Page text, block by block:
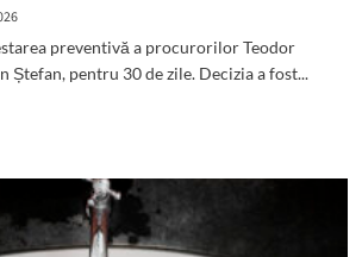
preventivă a procurorilor Teodor
Ștefan, pentru 30 de zile. Decizia a fost...